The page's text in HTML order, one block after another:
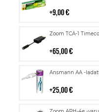
9,00 €
Zoom TCA-1
65,00 €
Lisää
Ansmann AA -
25,00 €
Lisää
Lisää